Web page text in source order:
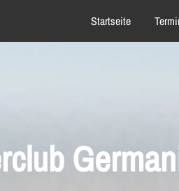
Startseite